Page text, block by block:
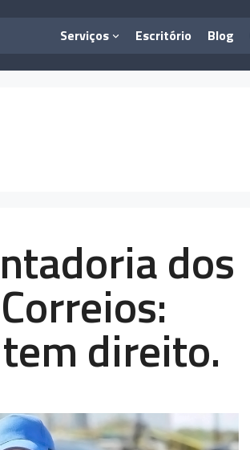
Serviços Escritório Blog
dos
direito.